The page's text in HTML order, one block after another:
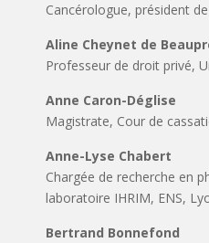
Cancérologue, président
Aline Cheynet de
Professeur de droit privé,
Anne Caron-Déglise
Magistrate, Cour de
Anne-Lyse Chabert
Chargée de recherche en
laboratoire IHRIM, ENS,
Bertrand Bonnefond